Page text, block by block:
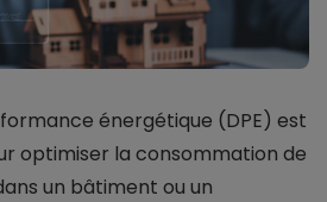
énergétique (DPE) est
optimiser la consommation de
un bâtiment ou un